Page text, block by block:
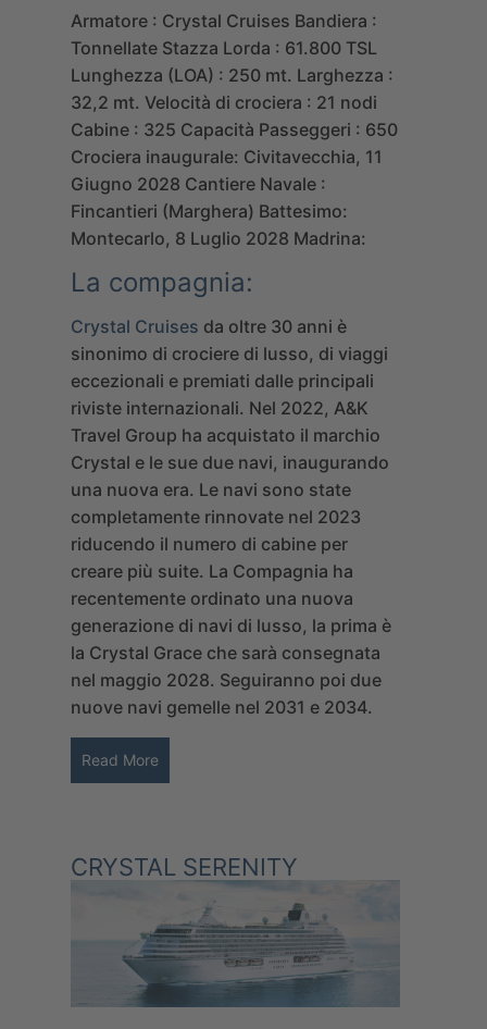
Armatore : Crystal Cruises Bandiera :
Tonnellate Stazza Lorda : 61.800 TSL
Lunghezza (LOA) : 250 mt. Larghezza :
32,2 mt. Velocità di crociera : 21 nodi
Cabine : 325 Capacità Passeggeri : 650
Crociera inaugurale: Civitavecchia, 11
Giugno 2028 Cantiere Navale :
Fincantieri (Marghera) Battesimo:
Montecarlo, 8 Luglio 2028 Madrina:
La compagnia:
Crystal Cruises da oltre 30 anni è
sinonimo di crociere di lusso, di viaggi
eccezionali e premiati dalle principali
riviste internazionali. Nel 2022, A&K
Travel Group ha acquistato il marchio
Crystal e le sue due navi, inaugurando
una nuova era. Le navi sono state
completamente rinnovate nel 2023
riducendo il numero di cabine per
creare più suite. La Compagnia ha
recentemente ordinato una nuova
generazione di navi di lusso, la prima è
la Crystal Grace che sarà consegnata
nel maggio 2028. Seguiranno poi due
nuove navi gemelle nel 2031 e 2034.
Read More
CRYSTAL SERENITY